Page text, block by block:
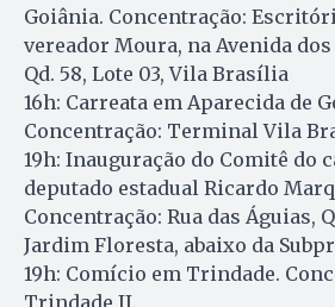
Goiânia. Concentração:
vereador Moura, na Avenida
Qd. 58, Lote 03, Vila Brasília
16h: Carreata em Aparecida de
Concentração: Terminal Vila
19h: Inauguração do Comitê do
deputado estadual Ricardo
Concentração: Rua das Águias,
Jardim Floresta, abaixo da
19h: Comício em Trindade.